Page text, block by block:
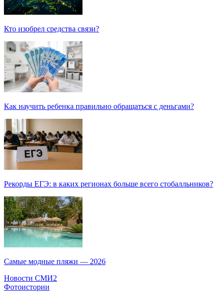
Кто изобрел средства связи?
Как научить ребенка правильно обращаться с деньгами?
Рекорды ЕГЭ: в каких регионах больше всего стобалльников?
Самые модные пляжи — 2026
Новости СМИ2
Фотоистории